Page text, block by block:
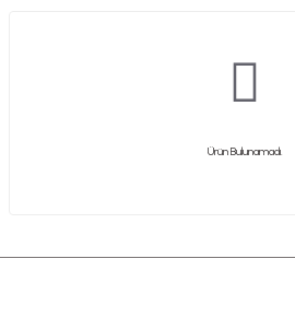
Ürün Bulunamadı.